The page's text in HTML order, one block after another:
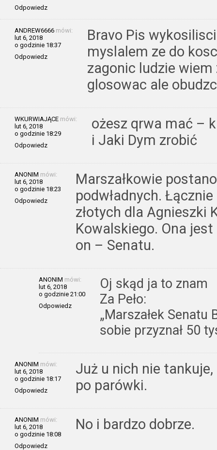
Odpowiedz
ANDREW6666 mówi:
lut 6, 2018
o godzinie 18:37
Odpowiedz
Bravo Pis
myslalem ze do
zagonic ludzie
glosowac ale
WKURWIAJĄCE mówi:
lut 6, 2018
o godzinie 18:29
Odpowiedz
ożesz qrwa mać –
i Jaki Dym zrobić
ANONIM mówi:
lut 6, 2018
o godzinie 18:23
Odpowiedz
Marszałkowie
podwładnych.
złotych dla Agnieszki
Kowalskiego. Ona
on – Senatu.
ANONIM mówi:
lut 6, 2018
o godzinie 21:00
Odpowiedz
Oj skąd ja to znam
Za Peło:
„Marszałek
sobie przyznał 50
ANONIM mówi:
lut 6, 2018
o godzinie 18:17
Odpowiedz
Już u nich nie
po parówki.
ANONIM mówi:
lut 6, 2018
o godzinie 18:08
Odpowiedz
No i bardzo dobrze.